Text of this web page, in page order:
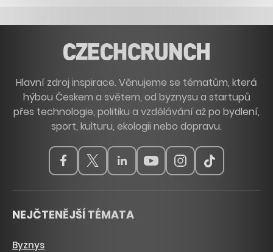
Hlavní zdroj inspirace. Věnujeme se tématům, která
hýbou Českem a světem, od byznysu a startupů
přes technologie, politiku a vzdělávání až po bydlení,
sport, kulturu, ekologii nebo dopravu.
NEJČTENĚJŠÍ TÉMATA
Byznys